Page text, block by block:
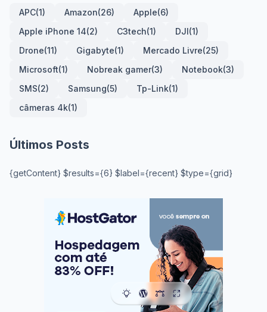
APC(1) Amazon(26) Apple(6)
Apple iPhone 14(2) C3tech(1) DJI (1)
Drone(11) Gigabyte(1) Mercado Livre(25)
Microsoft(1) Nobreak gamer(3) Notebook(3)
SMS(2) Samsung(5) Tp-Link(1)
câmeras 4k(1)
Últimos Posts
{getContent} $results={6} $label={recent} $type={grid}